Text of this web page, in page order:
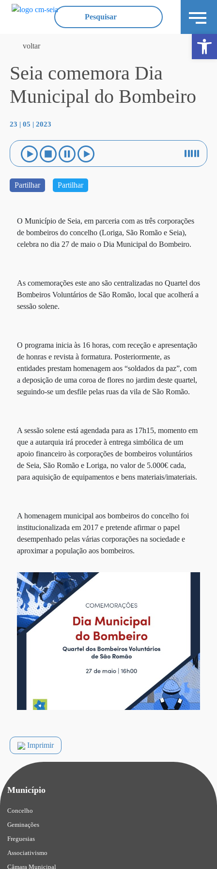
voltar
Seia comemora Dia
Municipal do Bombeiro
23 | 05 | 2023
Partilhar Partilhar
O Município de Seia, em parceria com as três corporações
de bombeiros do concelho (Loriga, São Romão e Seia),
celebra no dia 27 de maio o Dia Municipal do Bombeiro.
As comemorações este ano são centralizadas no Quartel dos
Bombeiros Voluntários de São Romão, local que acolherá a
sessão solene.
O programa inicia às 16 horas, com receção e apresentação
de honras e revista à formatura. Posteriormente, as
entidades prestam homenagem aos “soldados da paz”, com
a deposição de uma coroa de flores no jardim deste quartel,
seguindo-se um desfile pelas ruas da vila de São Romão.
A sessão solene está agendada para as 17h15, momento em
que a autarquia irá proceder à entrega simbólica de um
apoio financeiro às corporações de bombeiros voluntários
de Seia, São Romão e Loriga, no valor de 5.000€ cada,
para aquisição de equipamentos e bens materiais/imateriais.
A homenagem municipal aos bombeiros do concelho foi
institucionalizada em 2017 e pretende afirmar o papel
desempenhado pelas várias corporações na sociedade e
aproximar a população aos bombeiros.
Imprimir
Município
Concelho
Geminações
Freguesias
Associativismo
Câmara Municipal